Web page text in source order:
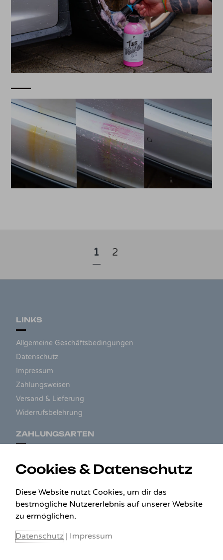
1 2
LINKS
Allgemeine Geschäftsbedingungen
Datenschutz
Impressum
Zahlungsweisen
Versand & Lieferung
Widerrufsbelehrung
ZAHLUNGSARTEN
Cookies & Datenschutz
Diese Website nutzt Cookies, um dir das
bestmögliche Nutzererlebnis auf unserer Website
zu ermöglichen.
Datenschutz | Impressum